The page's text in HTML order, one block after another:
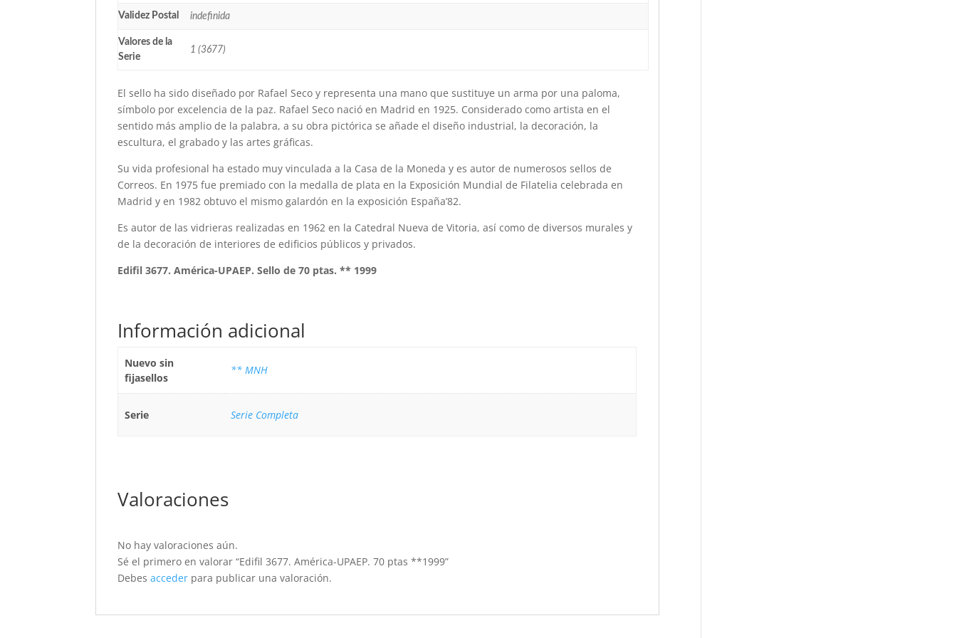
Validez Postal indefinida
Valores de la
Serie
1 (3677)
El sello ha sido diseñado por Rafael Seco y representa una mano que sustituye un arma por una paloma,
símbolo por excelencia de la paz. Rafael Seco nació en Madrid en 1925. Considerado como artista en el
sentido más amplio de la palabra, a su obra pictórica se añade el diseño industrial, la decoración, la
escultura, el grabado y las artes gráficas.
Su vida profesional ha estado muy vinculada a la Casa de la Moneda y es autor de numerosos sellos de
Correos. En 1975 fue premiado con la medalla de plata en la Exposición Mundial de Filatelia celebrada en
Madrid y en 1982 obtuvo el mismo galardón en la exposición España’82.
Es autor de las vidrieras realizadas en 1962 en la Catedral Nueva de Vitoria, así como de diversos murales y
de la decoración de interiores de edificios públicos y privados.
Edifil 3677. América-UPAEP. Sello de 70 ptas. ** 1999
Información adicional
Nuevo sin
fijasellos
** MNH
Serie Serie Completa
Valoraciones
No hay valoraciones aún.
Sé el primero en valorar “Edifil 3677. América-UPAEP. 70 ptas **1999”
Debesacceder para publicar una valoración.